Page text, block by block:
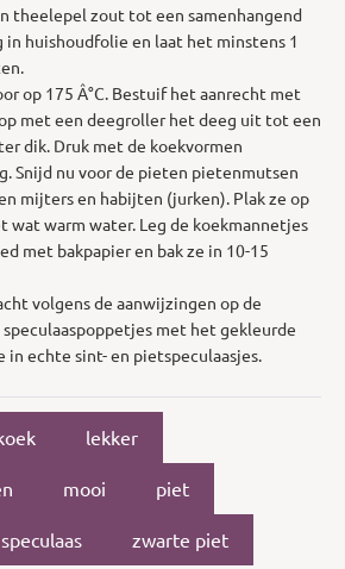
theelepel zout tot een samenhangend
in huishoudfolie en laat het minstens 1
op 175 Â°C. Bestuif het aanrecht met
met een deegroller het deeg uit tot een
dik. Druk met de koekvormen
Snijd nu voor de pieten pietenmutsen
mijters en habijten (jurken). Plak ze op
wat warm water. Leg de koekmannetjes
met bakpapier en bak ze in 10-15
volgens de aanwijzingen op de
speculaaspoppetjes met het gekleurde
in echte sint- en pietspeculaasjes.
lekker
mooi piet
speculaas zwarte piet